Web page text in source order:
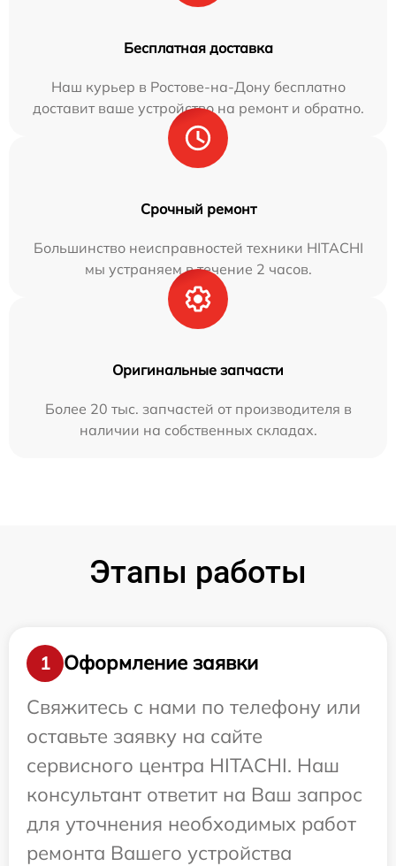
Бесплатная доставка
Наш курьер в Ростове-на-Дону бесплатно
доставит ваше устройство на ремонт и обратно.
Срочный ремонт
Большинство неисправностей техники HITACHI
мы устраняем в течение 2 часов.
Оригинальные запчасти
Более 20 тыс. запчастей от производителя в
наличии на собственных складах.
Этапы работы
1
Оформление заявки
Свяжитесь с нами по телефону или
оставьте заявку на сайте
сервисного центра HITACHI. Наш
консультант ответит на Ваш запрос
для уточнения необходимых работ
ремонта Вашего устройства